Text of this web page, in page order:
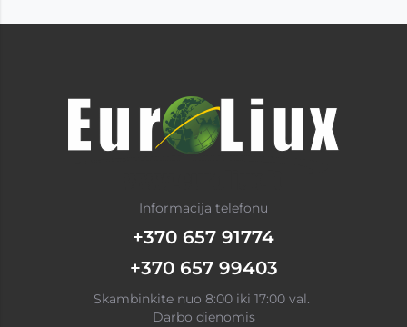
Informacija telefonu
+370 657 91774
+370 657 99403
Skambinkite nuo 8:00 iki 17:00 val.
Darbo dienomis